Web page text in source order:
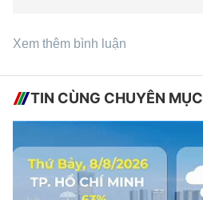
Xem thêm bình luận
TIN CÙNG CHUYÊN MỤC